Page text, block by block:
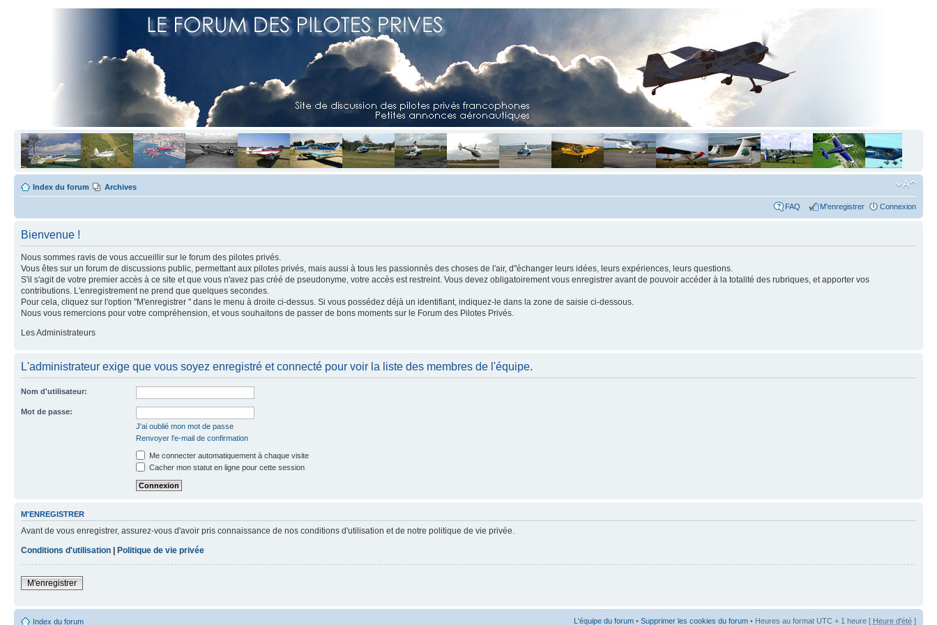
Index du forum Archives
FAQ M'enregistrer Connexion
Bienvenue !
Nous sommes ravis de vous accueillir sur le forum des pilotes privés.
Vous êtes sur un forum de discussions public, permettant aux pilotes privés, mais aussi à tous les passionnés des choses de l'air, d"échanger leurs idées, leurs expériences, leurs questions.
S'il s'agit de votre premier accès à ce site et que vous n'avez pas créé de pseudonyme, votre accès est restreint. Vous devez obligatoirement vous enregistrer avant de pouvoir accéder à la totalité des rubriques, et apporter vos
contributions. L'enregistrement ne prend que quelques secondes.
Pour cela, cliquez sur l'option "M'enregistrer " dans le menu à droite ci-dessus. Si vous possédez déjà un identifiant, indiquez-le dans la zone de saisie ci-dessous.
Nous vous remercions pour votre compréhension, et vous souhaitons de passer de bons moments sur le Forum des Pilotes Privés.
Les Administrateurs
L'administrateur exige que vous soyez enregistré et connecté pour voir la liste des membres de l'équipe.
Nom d'utilisateur:
Mot de passe:
J'ai oublié mon mot de passe
Renvoyer l'e-mail de confirmation
Me connecter automatiquement à chaque visite
Cacher mon statut en ligne pour cette session
M'ENREGISTRER
Avant de vous enregistrer, assurez-vous d'avoir pris connaissance de nos conditions d'utilisation et de notre politique de vie privée.
Conditions d'utilisation | Politique de vie privée
M'enregistrer
Index du forum L'équipe du forum • Supprimer les cookies du forum • Heures au format UTC + 1 heure [ Heure d'été ]